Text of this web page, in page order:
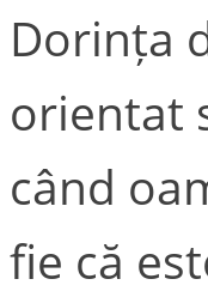
Dorința
orientat
când
fie că